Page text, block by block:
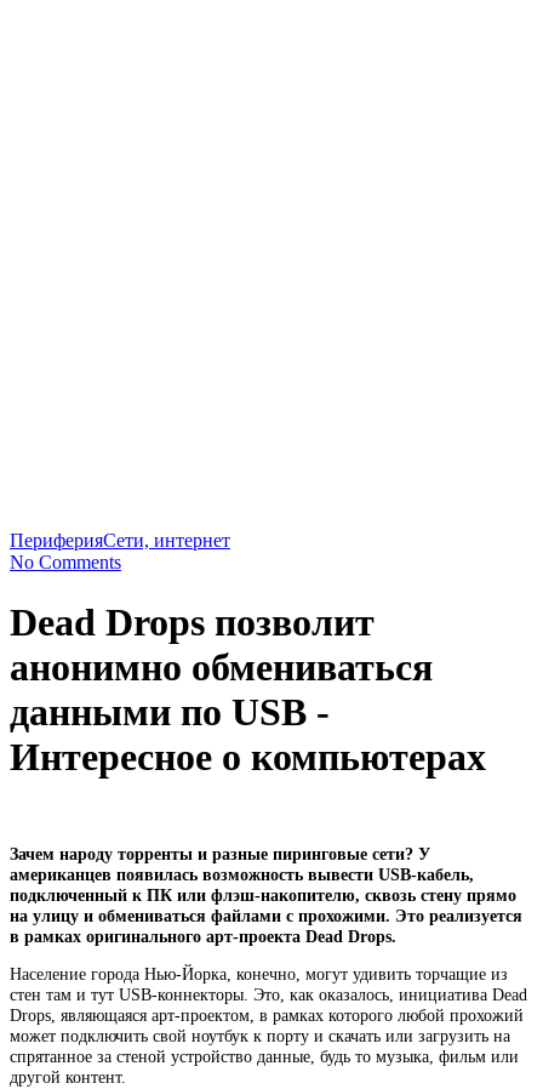
ПериферияСети, интернет
No Comments
Dead Drops позволит
анонимно обмениваться
данными по USB -
Интересное о компьютерах
Зачем народу торренты и разные пиринговые сети? У
американцев появилась возможность вывести USB-кабель,
подключенный к ПК или флэш-накопителю, сквозь стену прямо
на улицу и обмениваться файлами с прохожими. Это реализуется
в рамках оригинального арт-проекта Dead Drops.
Население города Нью-Йорка, конечно, могут удивить торчащие из
стен там и тут USB-коннекторы. Это, как оказалось, инициатива Dead
Drops, являющаяся арт-проектом, в рамках которого любой прохожий
может подключить свой ноутбук к порту и скачать или загрузить на
спрятанное за стеной устройство данные, будь то музыка, фильм или
другой контент.